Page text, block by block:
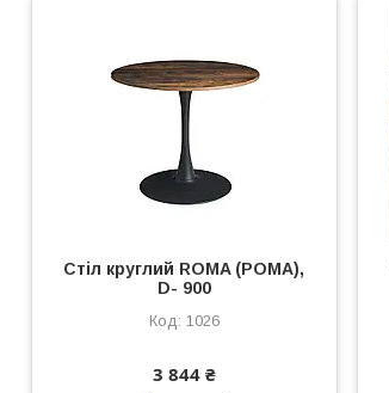
Стіл круглий ROMA (РОМА),
D- 900
1026
3 844 ₴